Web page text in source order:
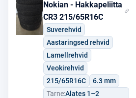
Nokian - Hakkapeliitta
CR3 215/65R16C
Suverehvid
Aastaringsed rehvid
Lamellrehvid
Veokirehvid
215/65R16C
6.3 mm
Tarne:Alates 1–2